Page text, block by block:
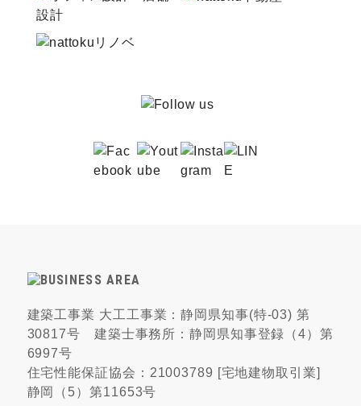
建築工事業 大工工事業：静岡県知事(特-03) 第
30817号 建築士事務所：静岡県知事登録（4）第
6997号
住宅性能保証協会：21003789 [宅地建物取引業]
静岡（5）第11653号